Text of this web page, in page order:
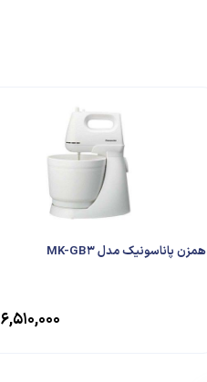
همزن پاناسونیک مدل MK-GB3
۶,۵۱۰,۰۰۰